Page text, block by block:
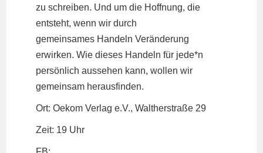
zu schreiben. Und um die Hoffnung, die
entsteht, wenn wir durch
gemeinsames Handeln Veränderung
erwirken. Wie dieses Handeln für jede*n
persönlich aussehen kann, wollen wir
gemeinsam herausfinden.
Ort: Oekom Verlag e.V., Waltherstraße 29
Zeit: 19 Uhr